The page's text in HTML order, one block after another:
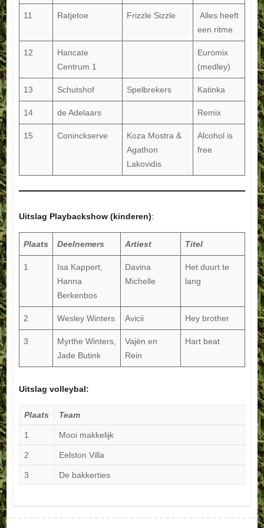
11 Ratjetoe Frizzle Sizzle
Alles heeft
een ritme
12
Hancate
Centrum 1
Euromix
(medley)
13 Schutshof Spelbrekers Katinka
14 de Adelaars Remix
15 Coninckserve
Koza Mostra &
Agathon
Lakovidis
Alcohol is
free
Uitslag Playbackshow (kinderen):
Plaats Deelnemers Artiest Titel
1
Isa Kappert,
Hanna
Berkenbos
Davina
Michelle
Het duurt te
lang
2 Wesley Winters Avicii Hey brother
3
Myrthe Winters,
Jade Butink
Vajèn en
Rein
Hart beat
Uitslag volleybal:
Plaats Team
1 Mooi makkelijk
2 Eelston Villa
3 De bakkerties